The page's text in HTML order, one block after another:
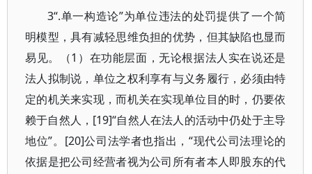
3“.单一构造论”为单位违法的处罚提供了一个简
明模型，具有减轻思维负担的优势，但其缺陷也显而
易见。（1）在功能层面，无论根据法人实在说还是
法人拟制说，单位之权利享有与义务履行，必须由特
定的机关来实现，而机关在实现单位目的时，仍要依
赖于自然人，[19]“自然人在法人的活动中仍处于主导
地位”。[20]公司法学者也指出，“现代公司法理论的
依据是把公司经营者视为公司所有者本人即股东的代